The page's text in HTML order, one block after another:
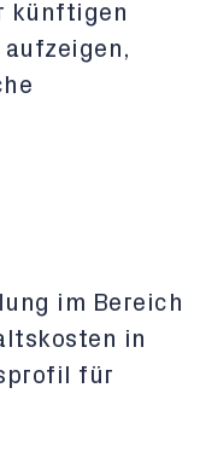
künftigen
im Bereich
in
für